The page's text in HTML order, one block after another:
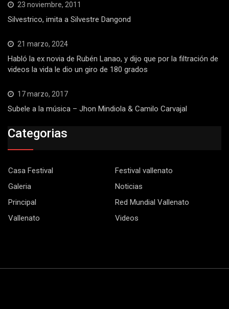
23 noviembre, 2011
Silvestrico, imita a Silvestre Dangond
21 marzo, 2024
Habló la ex novia de Rubén Lanao, y dijo que por la filtración de
videos la vida le dio un giro de 180 grados
17 marzo, 2017
Subele a la música – Jhon Mindiola & Camilo Carvajal
Categorias
Casa Festival
Festival vallenato
Galeria
Noticias
Principal
Red Mundial Vallenato
Vallenato
Videos